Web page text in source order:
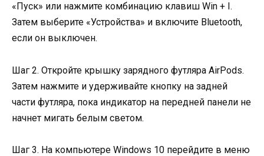
«Пуск» или нажмите комбинацию клавиш Win + I.
Затем выберите «Устройства» и включите Bluetooth,
если он выключен.
Шаг 2. Откройте крышку зарядного футляра AirPods.
Затем нажмите и удерживайте кнопку на задней
части футляра, пока индикатор на передней панели не
начнет мигать белым светом.
Шаг 3. На компьютере Windows 10 перейдите в меню